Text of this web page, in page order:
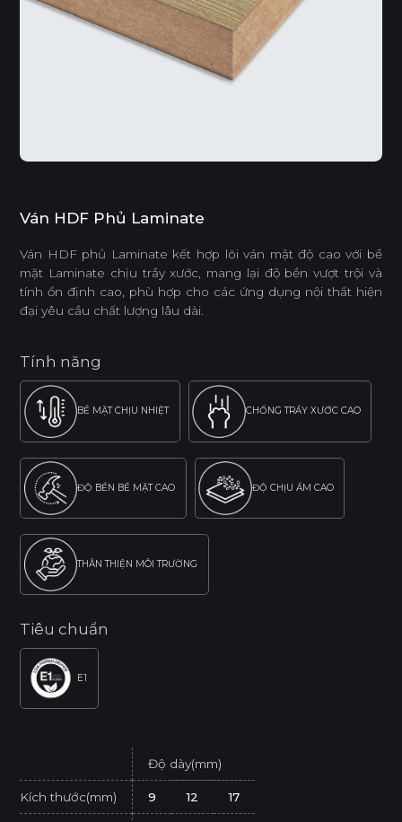
Ván HDF Phủ Laminate
Ván HDF phủ Laminate kết hợp lõi ván mật độ cao với bề
mặt Laminate chịu trầy xước, mang lại độ bền vượt trội và
tính ổn định cao, phù hợp cho các ứng dụng nội thất hiện
đại yêu cầu chất lượng lâu dài.
Tính năng
BỀ MẶT CHỊU NHIỆT CHỐNG TRẦY XƯỚC CAO
ĐỘ BỀN BỀ MẶT CAO ĐỘ CHỊU ẨM CAO
THÂN THIỆN MÔI TRƯỜNG
Tiêu chuẩn
E1
Độ dày(mm)
Kích thước(mm) 9 12 17